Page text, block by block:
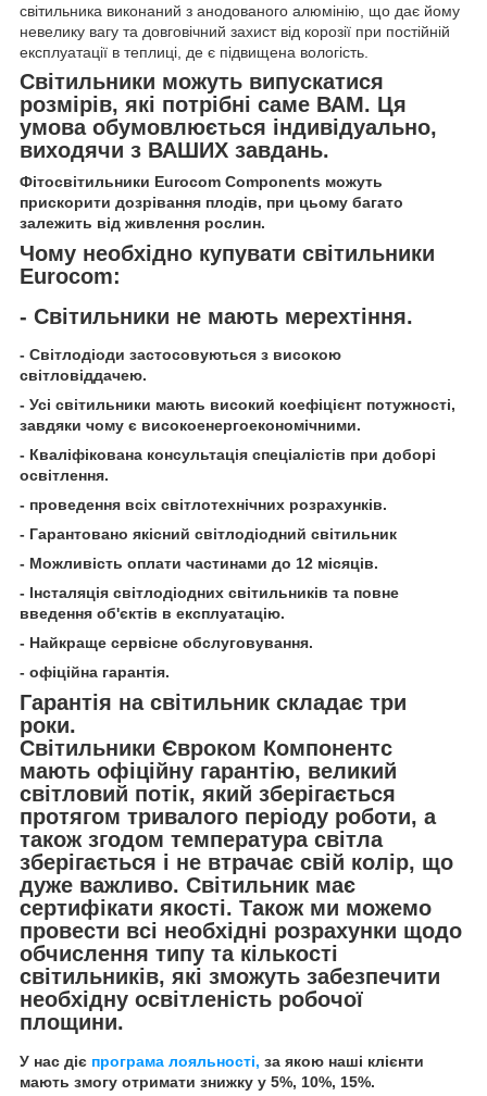
світильника виконаний з анодованого алюмінію, що дає йому
невелику вагу та довговічний захист від корозії при постійній
експлуатації в теплиці, де є підвищена вологість.
Світильники можуть випускатися
розмірів, які потрібні саме ВАМ. Ця
умова обумовлюється індивідуально,
виходячи з ВАШИХ завдань.
Фітосвітильники Eurocom Components можуть
прискорити дозрівання плодів, при цьому багато
залежить від живлення рослин.
Чому необхідно купувати світильники
Eurocom:
- Світильники не мають мерехтіння.
- Світлодіоди застосовуються з високою
світловіддачею.
- Усі світильники мають високий коефіцієнт потужності,
завдяки чому є високоенергоекономічними.
- Кваліфікована консультація спеціалістів при доборі
освітлення.
- проведення всіх світлотехнічних розрахунків.
- Гарантовано якісний світлодіодний світильник
- Можливість оплати частинами до 12 місяців.
- Інсталяція світлодіодних світильників та повне
введення об'єктів в експлуатацію.
- Найкраще сервісне обслуговування.
- офіційна гарантія.
Гарантія на світильник складає три
роки.
Світильники Євроком Компонентс
мають офіційну гарантію, великий
світловий потік, який зберігається
протягом тривалого періоду роботи, а
також згодом температура світла
зберігається і не втрачає свій колір, що
дуже важливо. Світильник має
сертифікати якості. Також ми можемо
провести всі необхідні розрахунки щодо
обчислення типу та кількості
світильників, які зможуть забезпечити
необхідну освітленість робочої
площини.
У нас діє програма лояльності, за якою наші клієнти
мають змогу отримати знижку у 5%, 10%, 15%.